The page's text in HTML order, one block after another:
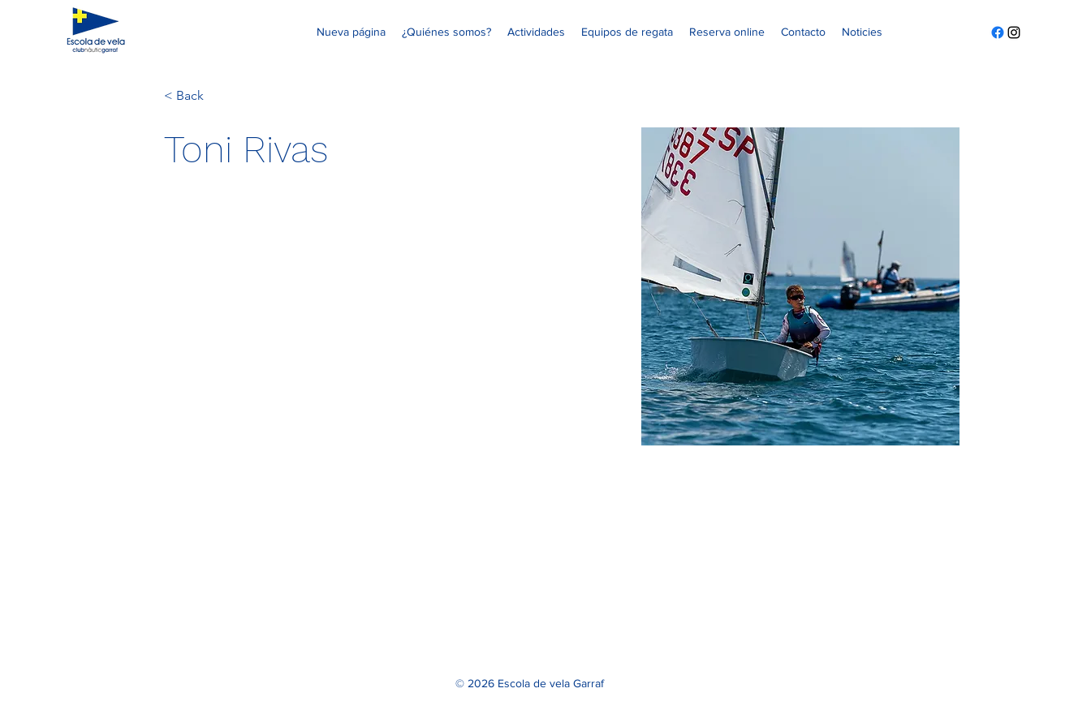
Nueva página ¿Quiénes somos? Actividades Equipos de regata Reserva online Contacto Noticies
< Back
Toni Rivas
© 2026 Escola de vela Garraf